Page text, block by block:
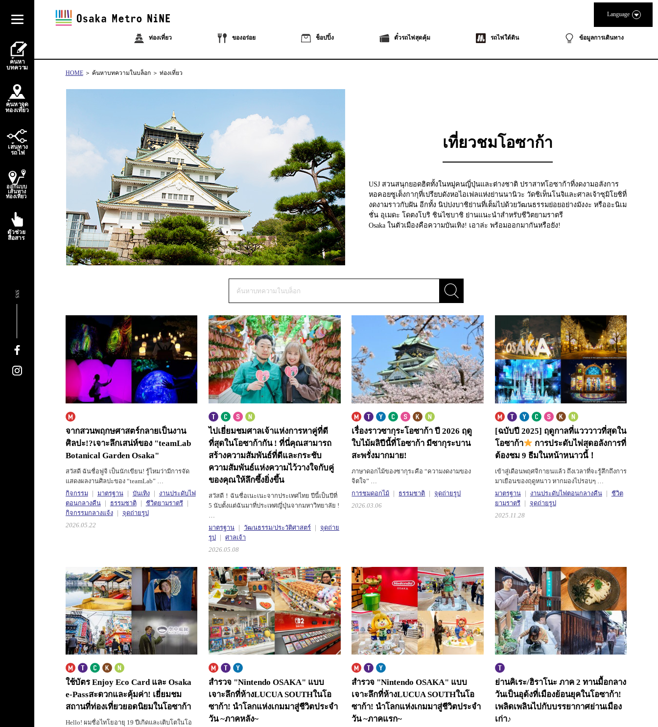
ท่องเที่ยว ของอร่อย ช็อปปิ้ง ตั๋วรถไฟสุดคุ้ม รถไฟใต้ดิน ข้อมูลการเดินทาง
Language
ค้นหา
บทความ
ค้นหาจุด
ท่องเท
ี่ยว
เส้นทาง
รถไฟ
ออกแบบ
เส้นทาง
ท่องเที่ยว
ตัวช่วย
สื่อสาร
SNS
HOME ค้นหาบทความในบล็อก ท่องเที่ยว
เที่ยวชมโอซาก้า
USJ สวนสนุกยอดฮิตทั้งในหมู่คนญี่ปุ่นและต่างชาติ ปราสาทโอซาก้าที่งดงามอลังการ
หอคอยซูเต็งกากุที่เปรียบดังหอไอเฟลแห่งย่านนานิวะ วัดชิเท็นโนจิและศาลเจ้าซุมิโยชิที่
งดงามราวกับฝัน อีกทั้ง นิปปงบาชิย่านที่เต็มไปด้วยวัฒนธรรมย่อยอย่างมังงะ หรืออะนิเม
ชั่น อุเมดะ โดตงโบริ ชินไซบาชิ ย่านแนะนำสำหรับชีวิตยามราตรี
Osaka ในตัวเมืองคือความบันเทิง! เอาล่ะ พร้อมออกมากันหรือยัง!
จากสวนพฤกษศาสตร์กลายเป็นงาน
ศิลปะ!?เจาะลึกเสน่ห์ของ "teamLab
Botanical Garden Osaka"
สวัสดี ฉันชื่อฟูจิ เป็นนักเขียน! รู้ไหมว่ามีการจัด
แสดงผลงานศิลปะของ “teamLab” …
กิจกรรม
มาตรฐาน บันเทิง
งานประดับไฟ
ตอนกลางคืน
ธรรมชาติ
ชีวิตยามราตรี
กิจกรรมกลางแจ้ง
จุดถ่ายรูป
2026.05.22
ไปเยี่ยมชมศาลเจ้าแห่งการหาคู่ที่ดี
ที่สุดในโอซาก้ากัน !ที่นี่คุณสามารถ
สร้างความสัมพันธ์ที่ดีและกระชับ
ความสัมพันธ์แห่งความไว้วางใจกับคู่
ของคุณให้ลึกซึ้งยิ่งขึ้น
สวัสดี！ฉันชื่อเนะเนะจากประเทศไทย ปีนี้เป็นปีที่
5 นับตั้งแต่ฉันมาที่ประเทศญี่ปุ่นจากมหาวิทยาลัย !
มาตรฐาน
วัฒนธรรม/ประวัติศาสตร์
จุดถ่าย
รูป
ศาลเจ้า
2026.05.08
เรื่องราวซากุระโอซาก้า ปี 2026 ฤดู
ใบไม้ผลิปีนี้ที่โอซาก้า มีซากุระบาน
สะพรั่งมากมาย!
ภาษาดอกไม้ของซากุระคือ “ความงดงามของ
จิตใจ” …
การชมดอกไม้
ธรรมชาติ
จุดถ่ายรูป
2026.03.06
[ฉบับปี 2025] ฤดูกาลที่แวววาวที่สุดใน
โอซาก้า
การประดับไฟสุดอลังการที่
ต้องชม 9 ธีมในหน้าหนาวนี้！
เข้าสู่เดือนพฤศจิกายนแล้ว ถึงเวลาที่จะรู้สึกถึงการ
มาเยือนของฤดูหนาว หากมองไปรอบๆ …
มาตรฐาน
งานประดับไฟตอนกลางคืน
ชีวิต
ยามราตรี
จุดถ่ายรูป
2025.11.28
ใช้บัตร Enjoy Eco Card และ Osaka
e-Passสะดวกและคุ้มค่า! เยี่ยมชม
สถานที่ท่องเที่ยวยอดนิยมในโอซาก้า
Hello! ผมชื่อไทโยอายุ 19 ปีเกิดและเติบโตในโอ
สำรวจ "Nintendo OSAKA" แบบ
เจาะลึกที่ห้างLUCUA SOUTHในโอ
ซาก้า! นำโลกแห่งเกมมาสู่ชีวิตประจำ
วัน ~ภาคหลัง~
สำรวจ "Nintendo OSAKA" แบบ
เจาะลึกที่ห้างLUCUA SOUTHในโอ
ซาก้า! นำโลกแห่งเกมมาสู่ชีวิตประจำ
วัน ~ภาคแรก~
ย่านคิเระ/ฮิราโนะ ภาค 2 ทานมื้อกลาง
วันเป็นอุด้งที่เมืองย้อนยุคในโอซาก้า!
เพลิดเพลินไปกับบรรยากาศย่านเมือง
เก่า♪